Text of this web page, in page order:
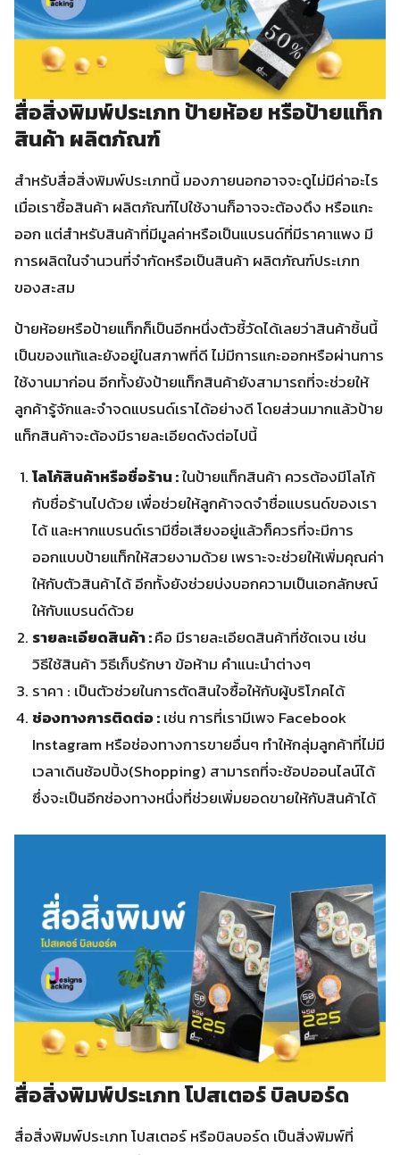
สื่อสิ่งพิมพ์ประเภท ป้ายห้อย หรือป้ายแท็ก
สินค้า ผลิตภัณฑ์
สำหรับสื่อสิ่งพิมพ์ประเภทนี้ มองภายนอกอาจจะดูไม่มีค่าอะไร
เมื่อเราซื้อสินค้า ผลิตภัณฑ์ไปใช้งานก็อาจจะต้องดึง หรือแกะ
ออก แต่สำหรับสินค้าที่มีมูลค่าหรือเป็นแบรนด์ที่มีราคาแพง มี
การผลิตในจำนวนที่จำกัดหรือเป็นสินค้า ผลิตภัณฑ์ประเภท
ของสะสม
ป้ายห้อยหรือป้ายแท็กก็เป็นอีกหนึ่งตัวชี้วัดได้เลยว่าสินค้าชิ้นนี้
เป็นของแท้และยังอยู่ในสภาพที่ดี ไม่มีการแกะออกหรือผ่านการ
ใช้งานมาก่อน อีกทั้งยังป้ายแท็กสินค้ายังสามารถที่จะช่วยให้
ลูกค้ารู้จักและจำจดแบรนด์เราได้อย่างดี โดยส่วนมากแล้วป้าย
แท็กสินค้าจะต้องมีรายละเอียดดังต่อไปนี้
โลโก้สินค้าหรือชื่อร้าน :ในป้ายแท็กสินค้า ควรต้องมีโลโก้
กับชื่อร้านไปด้วย เพื่อช่วยให้ลูกค้าจดจำชื่อแบรนด์ของเรา
ได้ และหากแบรนด์เรามีชื่อเสียงอยู่แล้วก็ควรที่จะมีการ
ออกแบบป้ายแท็กให้สวยงามด้วย เพราะจะช่วยให้เพิ่มคุณค่า
ให้กับตัวสินค้าได้ อีกทั้งยังช่วยบ่งบอกความเป็นเอกลักษณ์
ให้กับแบรนด์ด้วย
รายละเอียดสินค้า :คือ มีรายละเอียดสินค้าที่ชัดเจน เช่น
วิธีใช้สินค้า วิธีเก็บรักษา ข้อห้าม คำแนะนำต่างๆ
ราคา : เป็นตัวช่วยในการตัดสินใจซื้อให้กับผู้บริโภคได้
ช่องทางการติดต่อ :เช่น การที่เรามีเพจ Facebook
Instagram หรือช่องทางการขายอื่นๆ ทำให้กลุ่มลูกค้าที่ไม่มี
เวลาเดินช้อปปิ้ง(Shopping) สามารถที่จะช้อปออนไลน์ได้
ซึ่งจะเป็นอีกช่องทางหนึ่งที่ช่วยเพิ่มยอดขายให้กับสินค้าได้
สื่อสิ่งพิมพ์ประเภท โปสเตอร์ บิลบอร์ด
สื่อสิ่งพิมพ์ประเภท โปสเตอร์ หรือบิลบอร์ด เป็นสิ่งพิมพ์ที่